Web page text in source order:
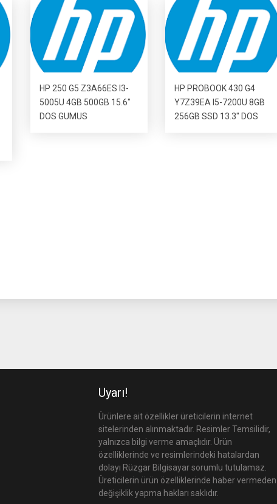
HP 250 G5 Z3A66ES I3-
5005U 4GB 500GB 15.6″
DOS GUMUS
HP PROBOOK 430 G4
Y7Z39EA I5-7200U 8GB
256GB SSD 13.3″ DOS
Uyarı!
Ürünlere ait özellikler üreticilerin internet
sitelerinden alınmaktadır. Resimler Temsilidir,
yalnızca bilgi verme amaçlıdır. Ürün
özelliklerinde ve resimlerindeki hatalardan
dolayı Rüzgar Bilgisayar sorumlu tutulamaz.
Üreticilerin ürün özelliklerinde haber vermeden
değişiklik yapma hakları saklıdır.